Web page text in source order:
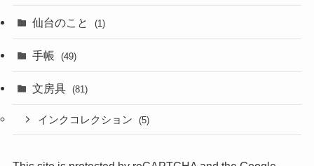
仙台のこと (1)
手帳 (49)
文房具 (81)
インクコレクション (5)